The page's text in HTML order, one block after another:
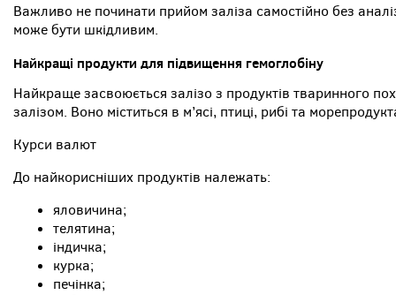
Важливо не починати прийом заліза самостійно без
може бути шкідливим.
Найкращі продукти для підвищення гемоглобіну
Найкраще засвоюється залізо з продуктів тваринного
залізом. Воно міститься в м’ясі, птиці, рибі та
Курси валют
До найкорисніших продуктів належать:
яловичина;
телятина;
індичка;
курка;
печінка;